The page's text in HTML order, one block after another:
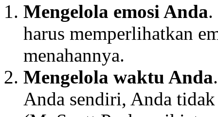
Mengelola emosi Anda.
harus memperlihatkan
menahannya.
Mengelola waktu Anda
Anda sendiri, Anda